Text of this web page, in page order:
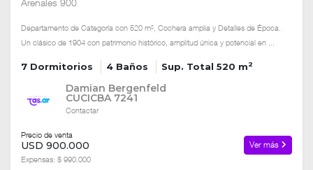
Departamento de Categoría con 520 m², Cochera amplia y Detalles de Época.
Un clásico de 1904 con patrimonio histórico, amplitud única y potencial en ...
7 Dormitorios 4 Baños Sup. Total 520 m2
Damian Bergenfeld
CUCICBA 7241
Contactar
Precio de venta
USD 900.000
Expensas: $ 990.000
Ver más